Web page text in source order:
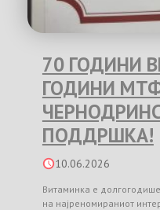
70 ГОДИНИ
ГОДИНИ
ПОДДРШКА!
10.06.2026
Витаминка е
на најреномираниот